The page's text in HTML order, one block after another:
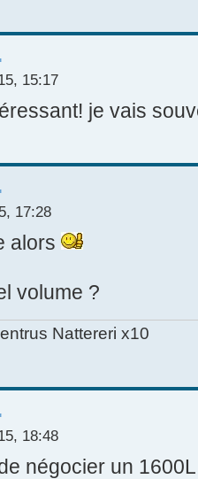
15:17
je vais
17:28
alors
volume ?
Nattereri x10
18:48
négocier un 1600L